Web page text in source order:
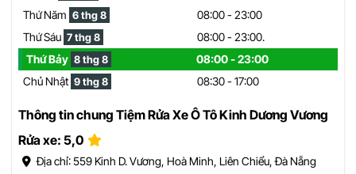
Thứ Năm 6 thg 8
08:00 - 23:00
Thứ Sáu 7 thg 8
08:00 - 23:00.
Thứ Bảy 8 thg 8
08:00 - 23:00
Chủ Nhật 9 thg 8 08:30 - 17:00
Thông tin chung Tiệm Rửa Xe Ô Tô Kinh Dương Vương
Rửa xe: 5,0
Địa chỉ: 559 Kinh D. Vương, Hoà Minh, Liên Chiểu, Đà Nẵng